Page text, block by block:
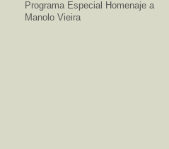
Programa Especial Homenaje a
Manolo Vieira